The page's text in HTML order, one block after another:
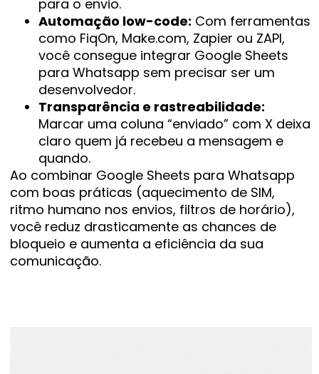
para o envio.
Automação low-code: Com ferramentas
como FiqOn, Make.com, Zapier ou ZAPI,
você consegue integrar Google Sheets
para Whatsapp sem precisar ser um
desenvolvedor.
Transparência e rastreabilidade:
Marcar uma coluna “enviado” com X deixa
claro quem já recebeu a mensagem e
quando.
Ao combinar Google Sheets para Whatsapp
com boas práticas (aquecimento de SIM,
ritmo humano nos envios, filtros de horário),
você reduz drasticamente as chances de
bloqueio e aumenta a eficiência da sua
comunicação.